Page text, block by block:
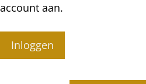
account aan.
Inloggen